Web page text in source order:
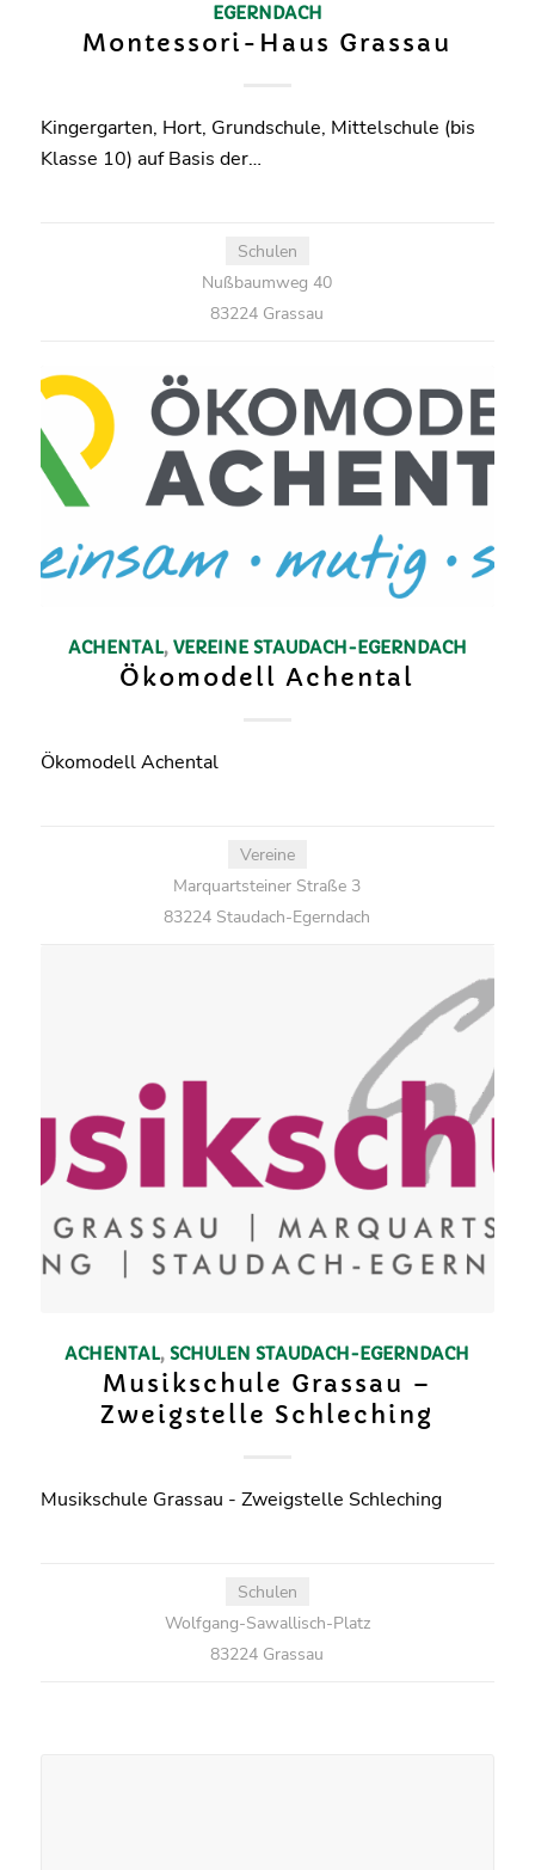
EGERNDACH
Montessori-Haus Grassau
Kingergarten, Hort, Grundschule, Mittelschule (bis
Klasse 10) auf Basis der…
Schulen
Nußbaumweg 40
83224 Grassau
ACHENTAL, VEREINE STAUDACH-EGERNDACH
Ökomodell Achental
Ökomodell Achental
Vereine
Marquartsteiner Straße 3
83224 Staudach-Egerndach
ACHENTAL,SCHULEN STAUDACH-EGERNDACH
Musikschule Grassau –
Zweigstelle Schleching
Musikschule Grassau - Zweigstelle Schleching
Schulen
Wolfgang-Sawallisch-Platz
83224 Grassau